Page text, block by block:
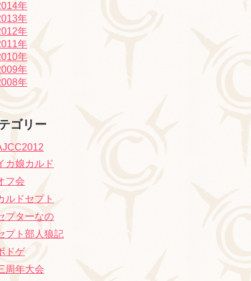
年
年
年
年
年
年
年
ゴリー
カ娘カルド
フ会
ルドセプト
プターなの
プト部人狼記
ドゲ
周年大会